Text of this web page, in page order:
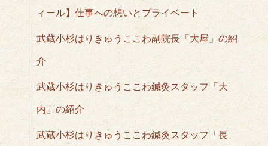
ィール】仕事への想いとプライベート
武蔵小杉はりきゅうここわ副院長「大屋」の紹
介
武蔵小杉はりきゅうここわ鍼灸スタッフ「大
内」の紹介
武蔵小杉はりきゅうここわ鍼灸スタッフ「長